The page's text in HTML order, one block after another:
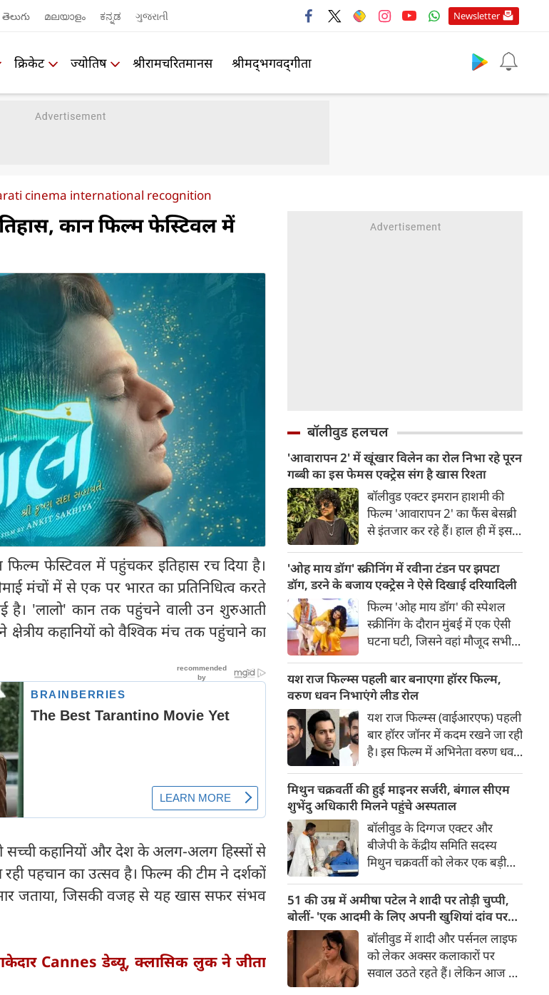
తెలుగు മലയാളം ಕನ್ನಡ ગુજરાતી Newsletter
क्रिकेट ज्योतिष श्रीरामचरितमानस श्रीमद्‍भगवद्‍गीता
cinema international recognition
कान फिल्म फेस्टिवल में
फेस्टिवल में पहुंचकर इतिहास रच दिया है।
मंचों में से एक पर भारत का प्रतिनिधित्व करते
है। 'लालो' कान तक पहुंचने वाली उन शुरुआती
कहानियों को वैश्विक मंच तक पहुंचाने का
सच्ची कहानियों और देश के अलग-अलग हिस्सों से
पहचान का उत्सव है। फिल्म की टीम ने दर्शकों
जताया, जिसकी वजह से यह खास सफर संभव
Cannes डेब्यू, क्लासिक लुक ने जीता
बॉलीवुड हलचल
'आवारापन 2' में खूंखार विलेन का रोल निभा रहे पूरन
गब्बी का इस फेमस एक्ट्रेस संग है खास रिश्ता
बॉलीवुड एक्टर इमरान हाशमी की
फिल्म 'आवारापन 2' का फैंस बेसब्री
से इंतजार कर रहे हैं। हाल ही में इस
दर्शकों का जबरदस्त रिस्पॉन्स मिला।
ट्रेलर में जितना इमरान हाशमी छाए
रहे उतना ही फिल्म के विलेन को भी
स्पेस मिला है।
'ओह माय डॉग' स्क्रीनिंग में रवीना टंडन पर झपटा
डॉग, डरने के बजाय एक्ट्रेस ने ऐसे दिखाई दरियादिली
फिल्म 'ओह माय डॉग' की स्पेशल
स्क्रीनिंग के दौरान मुंबई में एक ऐसी
घटना घटी, जिसने वहां मौजूद सभी
पैपराजी को पोज दे रहीं बॉलीवुड की
अभिनेत्री रवीना टंडन पर फिल्म का
चार पैरों वाला मुख्य कलाकार (डॉग
स्टार) अचानक बेकाबू होकर झपट
पड़ा।
यश राज फिल्म्स पहली बार बनाएगा हॉरर फिल्म,
वरुण धवन निभाएंगे लीड रोल
यश राज फिल्म्स (वाईआरएफ) पहली
बार हॉरर जॉनर में कदम रखने जा रही
है। इस फिल्म में अभिनेता वरुण धवन
निर्देशन और पटकथा की जिम्मेदारी
'रॉकेट बॉयज़' से चर्चित अभय पन्नू
संभालेंगे। फिल्म की शूटिंग इस वर्ष के
अंत में शुरू होने की योजना है और
इसे वर्ष 2027 में दुनियाभर के
सिनेमाघरों में रिलीज़ किया जाएगा।
मिथुन चक्रवर्ती की हुई माइनर सर्जरी, बंगाल सीएम
शुभेंदु अधिकारी मिलने पहुंचे अस्पताल
बॉलीवुड के दिग्गज एक्टर और
बीजेपी के केंद्रीय समिति सदस्य
मिथुन चक्रवर्ती को लेकर एक बड़ी
समस्याओं के चलते उन्हें कोलकाता
के एक निजी अस्पताल में भर्ती
कराया गया है, जहां डॉक्टरों की टीम
ने उनके दाहिने हाथ की एक माइनर
सर्जरी की है।
51 की उम्र में अमीषा पटेल ने शादी पर तोड़ी चुप्पी,
बोलीं- 'एक आदमी के लिए अपनी खुशियां दांव पर
नहीं लगा सकती' बॉलीवुड में शादी और पर्सनल लाइफ
को लेकर अक्सर कलाकारों पर
सवाल उठते रहते हैं। लेकिन आज के